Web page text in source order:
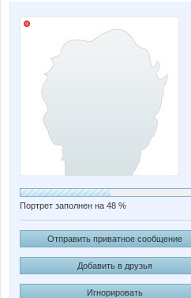
Портрет заполнен на 48 %
Отправить приватное сообщение
Добавить в друзья
Игнорировать